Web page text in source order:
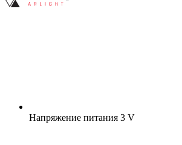
Напряжение питания 3 V